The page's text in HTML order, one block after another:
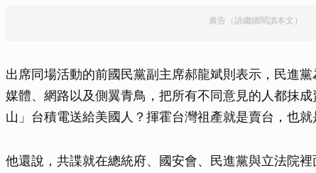
廣告（請繼續閱讀本文）
出席同場活動的前國民黨副主席郝龍斌則表示，民進黨
媒體、網路以及側翼青鳥，把所有不同意見的人都抹
山」台積電送給美國人？揮霍台灣祖產就是賣台，也就
他還說，共諜就在總統府、國安會、民進黨與立法院